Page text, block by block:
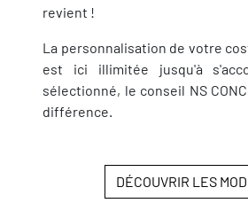
revient !
La personnalisation de votre
est ici illimitée jusqu'à
sélectionné, le conseil NS
différence.
DÉCOUVRIR LES